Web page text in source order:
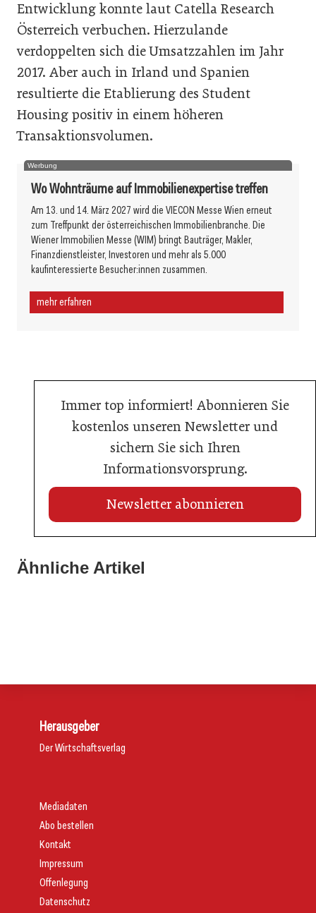
Entwicklung konnte laut Catella Research
Österreich verbuchen. Hierzulande
verdoppelten sich die Umsatzzahlen im Jahr
2017. Aber auch in Irland und Spanien
resultierte die Etablierung des Student
Housing positiv in einem höheren
Transaktionsvolumen.
Werbung
Wo Wohnträume auf Immobilienexpertise treffen
Am 13. und 14. März 2027 wird die VIECON Messe Wien erneut
zum Treffpunkt der österreichischen Immobilienbranche. Die
Wiener Immobilien Messe (WIM) bringt Bauträger, Makler,
Finanzdienstleister, Investoren und mehr als 5.000
kaufinteressierte Besucher:innen zusammen.
mehr erfahren
Immer top informiert! Abonnieren Sie
kostenlos unseren Newsletter und
sichern Sie sich Ihren
Informationsvorsprung.
Newsletter abonnieren
Ähnliche Artikel
13. Juli 2026
Franchise Awards 2026: ÖFV zeichnet Systeme und
Herausgeber
Der Wirtschaftsverlag
Mediadaten
Abo bestellen
Kontakt
Impressum
Offenlegung
Datenschutz